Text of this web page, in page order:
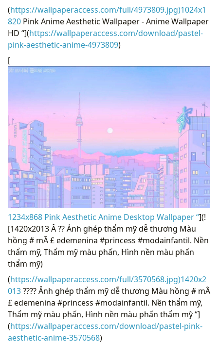
(https://wallpaperaccess.com/full/4973809.jpg)1024x1
820 Pink Anime Aesthetic Wallpaper - Anime Wallpaper
HD “](https://wallpaperaccess.com/download/pastel-
pink-aesthetic-anime-4973809)
[
1234x868 Pink Aesthetic Anime Desktop Wallpaper “](!
[1420x2013 Â ?? Ảnh ghép thẩm mỹ dễ thương Màu
hồng # mÃ £ edemenina #princess #modainfantil. Nền
thẩm mỹ, Thẩm mỹ màu phấn, Hình nền màu phấn
thẩm mỹ)
(https://wallpaperaccess.com/full/3570568.jpg)1420x2
013???? Ảnh ghép thẩm mỹ dễ thương Màu hồng # mÃ
£ edemenina #princess #modainfantil. Nền thẩm mỹ,
Thẩm mỹ màu phấn, Hình nền màu phấn thẩm mỹ “]
(https://wallpaperaccess.com/download/pastel-pink-
aesthetic-anime-3570568)